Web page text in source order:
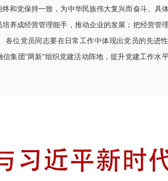
和党保持一致，为中华民族伟大复兴而奋斗。具
养成经营管理能手，推动企业的发展；把经营管
各位党员同志要在日常工作中体现出党员的先进
集团“两新”组织党建活动阵地，提升党建工作水